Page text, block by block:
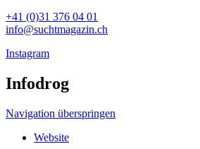
+41 (0)31 376 04 01
info@suchtmagazin.ch
Instagram
Infodrog
Navigation überspringen
Website